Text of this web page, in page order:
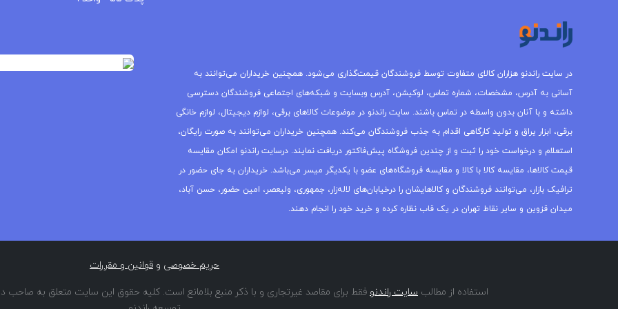
در سایت راندنو هزاران کالای متفاوت توسط فروشندگان قیمت‌گذاری می‌شود. همچنین خریداران می‌توانند به
آسانی به آدرس، مشخصات، شماره تماس، لوکیشن، آدرس وبسایت و شبکه‌های اجتماعی فروشندگان دسترسی
داشته و با آنان بدون واسطه در تماس باشند. سایت راندنو در موضوعات کالاهای برقی، لوازم دیجیتال، لوازم خانگی
برقی، ابزار یراق و تولید کارگاهی اقدام به جذب فروشندگان می‌کند. همچنین خریداران می‌توانند به صورت رایگان،
استعلام و درخواست خود را ثبت و از چندین فروشگاه پیش‌فاکتور دریافت نمایند. درسایت راندنو امکان مقایسه
قیمت کالاها، مقایسه کالا با کالا و مقایسه فروشگاه‌های عضو با یکدیگر میسر می‌باشد. خریداران به جای حضور در
ترافیک بازار، می‌توانند فروشندگان و کالاهایشان را درخیابان‌های لاله‌زار، جمهوری، ولیعصر، امین حضور، حسن آباد،
میدان قزوین و سایر نقاط تهران در یک قاب نظاره کرده و خرید خود را انجام دهند.
حریم خصوصی و قوانین و مقررات
استفاده از مطالب سایت راندنو فقط برای مقاصد غیرتجاری و با ذکر منبع بلامانع است. کلیه حقوق این سایت متعلق به